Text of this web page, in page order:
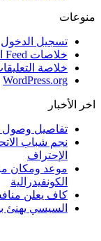
منوعات
تسجيل الدخول
خلاصات Feed الإدخالات
خلاصة
WordPress.org
اخر الأخبار
تفاصيل وصول
الإحتراف
موعد ومكان
الكونفيدرالية
كاف يعلن
السيسي يهنئ